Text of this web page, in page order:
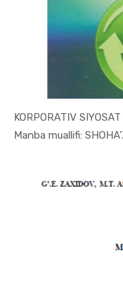
KORPORATIV SIYOSAT
Manba muallifi: